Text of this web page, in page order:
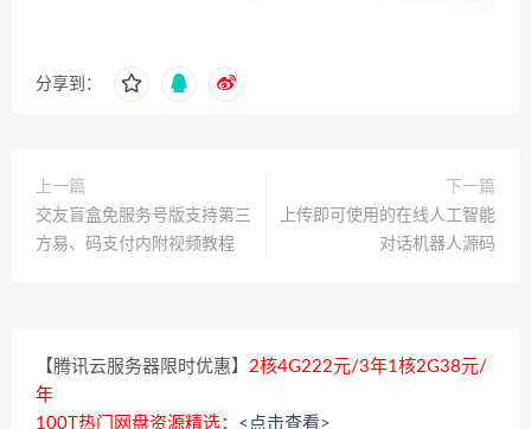
分享到：
上一篇
交友盲盒免服务号版支持第三
方易、码支付内附视频教程
下一篇
上传即可使用的在线人工智能
对话机器人源码
【腾讯云服务器限时优惠】 2核4G222元/3年1核2G38元/
年
100T热门网盘资源精选： <点击查看>